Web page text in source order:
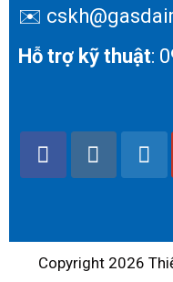
✉️
Hỗ trợ kỹ thuật:
Copyright 2026